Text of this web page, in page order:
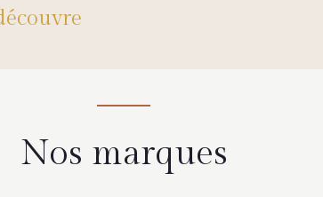
2025
Nos marques